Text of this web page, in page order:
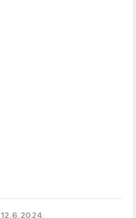
12.6.2024.